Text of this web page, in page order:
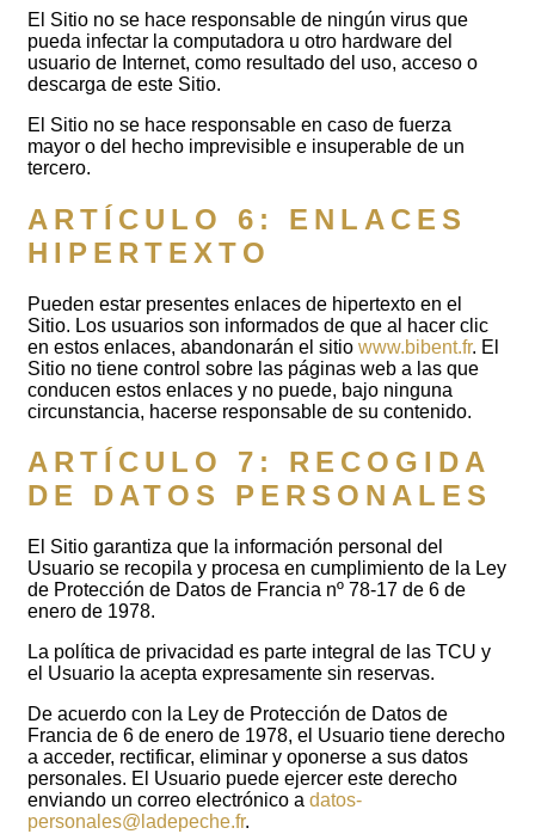
El Sitio no se hace responsable de ningún virus que
pueda infectar la computadora u otro hardware del
usuario de Internet, como resultado del uso, acceso o
descarga de este Sitio.
El Sitio no se hace responsable en caso de fuerza
mayor o del hecho imprevisible e insuperable de un
tercero.
ARTÍCULO 6: ENLACES
HIPERTEXTO
Pueden estar presentes enlaces de hipertexto en el
Sitio. Los usuarios son informados de que al hacer clic
en estos enlaces, abandonarán el sitio www.bibent.fr. El
Sitio no tiene control sobre las páginas web a las que
conducen estos enlaces y no puede, bajo ninguna
circunstancia, hacerse responsable de su contenido.
ARTÍCULO 7: RECOGIDA
DE DATOS PERSONALES
El Sitio garantiza que la información personal del
Usuario se recopila y procesa en cumplimiento de la Ley
de Protección de Datos de Francia nº 78-17 de 6 de
enero de 1978.
La política de privacidad es parte integral de las TCU y
el Usuario la acepta expresamente sin reservas.
De acuerdo con la Ley de Protección de Datos de
Francia de 6 de enero de 1978, el Usuario tiene derecho
a acceder, rectificar, eliminar y oponerse a sus datos
personales. El Usuario puede ejercer este derecho
enviando un correo electrónico a datos-
personales@ladepeche.fr.